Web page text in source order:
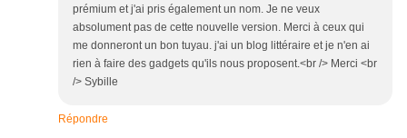
prémium et j'ai pris également un nom. Je ne veux
absolument pas de cette nouvelle version. Merci à ceux qui
me donneront un bon tuyau. j'ai un blog littéraire et je n'en ai
rien à faire des gadgets qu'ils nous proposent.<br /> Merci <br
/> Sybille
Répondre